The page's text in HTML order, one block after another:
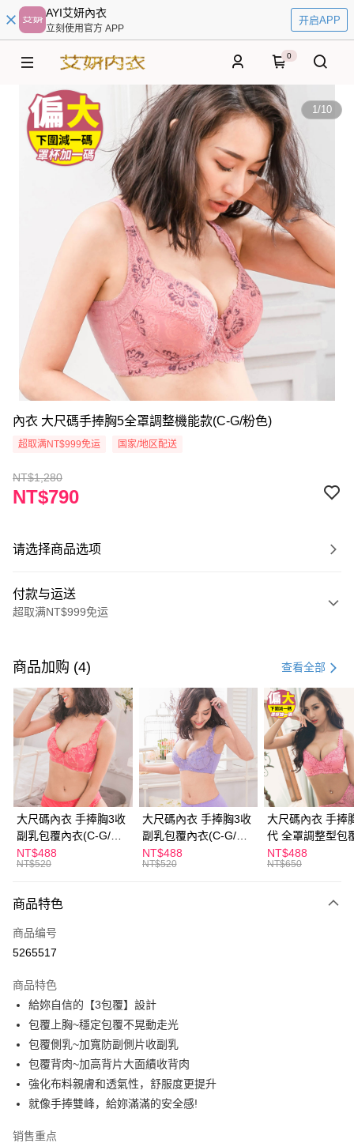
AYI艾妍內衣
立刻使用官方 APP
开启APP
0
1/10
內衣 大尺碼手捧胸5全罩調整機能款(C-G/粉色)
超取满NT$999免运 国家/地区配送
NT$1,280
NT$790
请选择商品选项
付款与运送
超取满NT$999免运
信用卡一次付款
超商取货付款
Apple Pay
ATM付款
运送方式
全家取貨付款
每笔NT$60，满NT$999(含以上)免运费
付款後全家取貨
每笔NT$60，满NT$999(含以上)免运费
每笔NT$60，满NT$999(含以上)免运费
宅配-新竹貨運
每笔NT$80，满NT$999(含以上)免运费
國際順豐速運
商品加购 (4) 查看全部
大尺碼內衣 手捧胸3收
副乳包覆內衣(C-G/粉
色)
NT$488
NT$520
大尺碼內衣 手捧胸3收
副乳包覆內衣(C-G/紫
色)
NT$488
NT$520
大尺碼內衣 手捧
代 全罩調整型包
(C-G/粉色)
NT$488
NT$650
商品特色
商品编号
5265517
商品特色
給妳自信的【3包覆】設計
包覆上胸~穩定包覆不晃動走光
包覆側乳~加寬防副側片收副乳
包覆背肉~加高背片大面績收背肉
強化布料親膚和透氣性，舒服度更提升
就像手捧雙峰，給妳滿滿的安全感!
销售重点